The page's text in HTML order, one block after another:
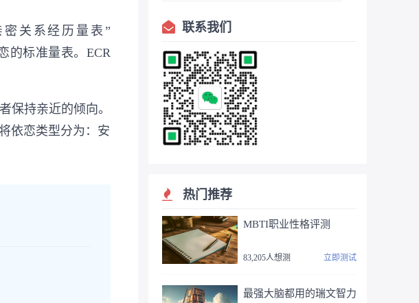
密关系经历量表”
的标准量表。ECR
保持亲近的倾向。
依恋类型分为：安
联系我们
热门推荐
MBTI职业性格评测
83,205人想测 立即测试
最强大脑都用的瑞文智力